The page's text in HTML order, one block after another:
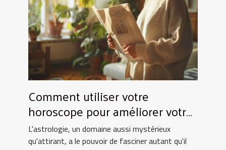
Comment utiliser votre
horoscope pour améliorer votre
quotidien
L'astrologie, un domaine aussi mystérieux
qu'attirant, a le pouvoir de fasciner autant qu'il